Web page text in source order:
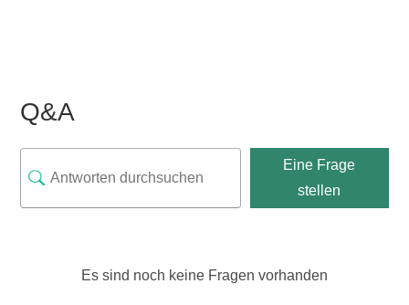
Q&A
Eine Frage
stellen
Es sind noch keine Fragen vorhanden